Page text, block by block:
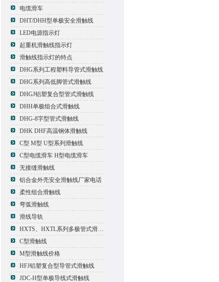
电缆滑车
DHT/DHH型单极安全滑触线
LED电源指示灯
起重机滑触线指示灯
滑触线指示灯的特点
DHG系列工程塑料导管式滑触线
DHG系列高低脚管式滑触线
DHGJ铝塑复合型管式滑触线
DHH单极组合式滑触线
DHG-8字型管式滑触线
DHK DHF高温钢体滑触线
C型 M型 U型系列滑触线
C型电缆滑车 H型电缆滑车
无接缝滑触线
铝合金外壳安全滑触线厂家电话
柔性组合滑触线
弯弧滑触线
滑线导轨
HXTS、HXTL系列多极管式滑触线报价
C型滑触线
M型滑触线价格
HFJ铝塑复合型导管式滑触线
JDC-H型单极导线式滑触线